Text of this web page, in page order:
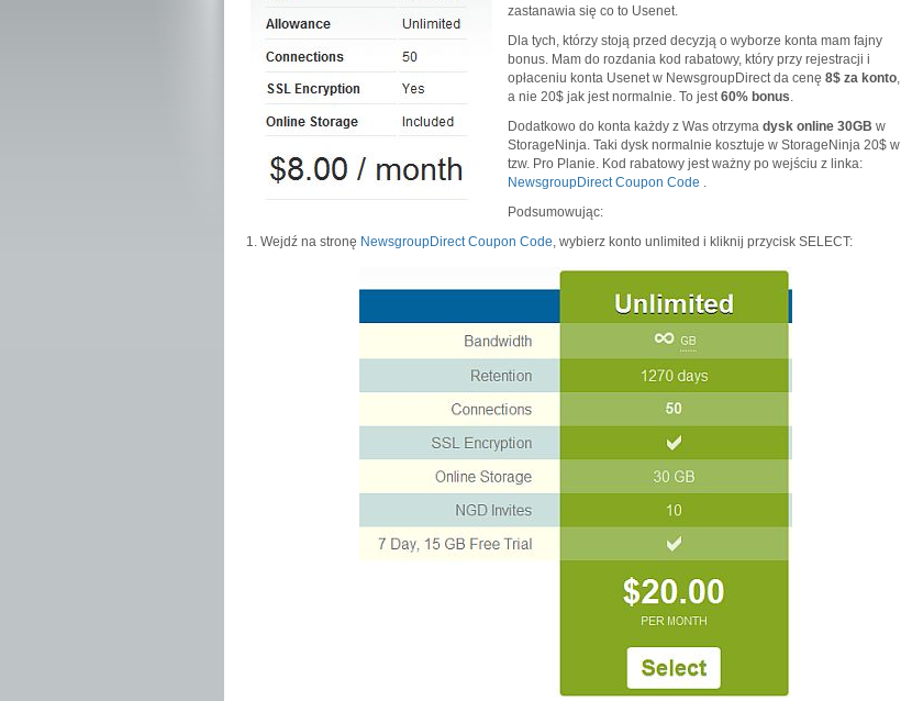
zastanawia się co to Usenet.
Dla tych, którzy stoją przed decyzją o wyborze konta mam fajny
bonus. Mam do rozdania kod rabatowy, który przy rejestracji i
opłaceniu konta Usenet w NewsgroupDirect da cenę 8$ za konto,
a nie 20$ jak jest normalnie. To jest60% bonus.
Dodatkowo do konta każdy z Was otrzyma dysk online 30GB w
StorageNinja. Taki dysk normalnie kosztuje w StorageNinja 20$ w
tzw. Pro Planie. Kod rabatowy jest ważny po wejściu z linka:
NewsgroupDirect Coupon Code .
Podsumowując:
1. Wejdź na stronę NewsgroupDirect Coupon Code, wybierz konto unlimited i kliknij przycisk SELECT: